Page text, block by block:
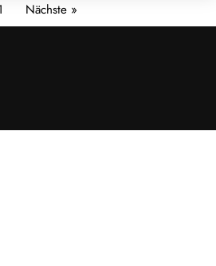
Nächste »